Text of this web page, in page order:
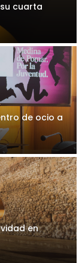
cuarta
de ocio a
en